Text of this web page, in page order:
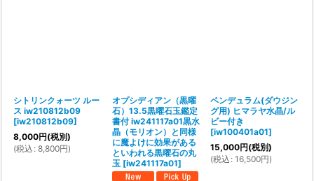
シトリンクォーツ ルー
ス iw210812b09
[iw210812b09]
8,000円(税別)
(税込 : 8,800円)
オプシディアン（黒曜
石）13.5黒曜石玉鑑定
書付 iw241117a01黒水
晶（モリオン）と同様
に魔よけに効果がある
といわれる黒曜石の丸
玉 [iw241117a01]
ペンデュラム(ダウジン
グ用) ヒマラヤ水晶/ル
ビー付き
[iw100401a01]
15,000円(税別)
(税込 : 16,500円)